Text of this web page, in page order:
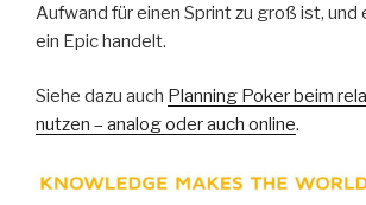
Aufwand für einen Sprint zu groß ist, und
ein Epic handelt.
Siehe dazu auch Planning Poker beim
nutzen – analog oder auch online.